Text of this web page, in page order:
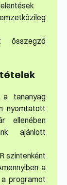
összegző
tananyag
nyomtatott
ellenében
ajánlott
szintenként
a
programot